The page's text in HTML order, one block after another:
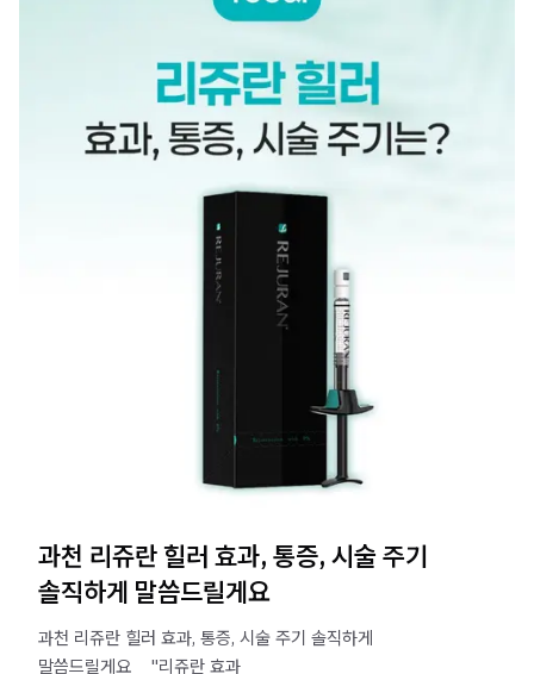
과천 리쥬란 힐러 효과, 통증, 시술 주기
솔직하게 말씀드릴게요
과천 리쥬란 힐러 효과, 통증, 시술 주기 솔직하게
말씀드릴게요 ​ ​ ​ "리쥬란 효과